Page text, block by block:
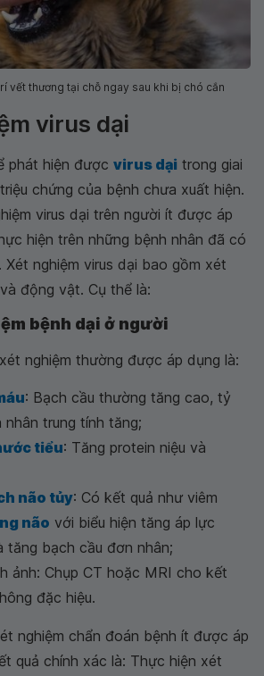
vết thương tại chỗ ngay sau khi bị chó cắn
virus dại
phát hiện được virus dại trong giai
chứng của bệnh chưa xuất hiện.
virus dại trên người ít được áp
hiện trên những bệnh nhân đã có
Xét nghiệm virus dại bao gồm xét
động vật. Cụ thể là:
bệnh dại ở người
nghiệm thường được áp dụng là:
: Bạch cầu thường tăng cao, tỷ
trung tính tăng;
tiểu: Tăng protein niệu và
não tủy: Có kết quả như viêm
não với biểu hiện tăng áp lực
tăng bạch cầu đơn nhân;
ảnh: Chụp CT hoặc MRI cho kết
đặc hiệu.
nghiệm chẩn đoán bệnh ít được áp
quả chính xác là: Thực hiện xét